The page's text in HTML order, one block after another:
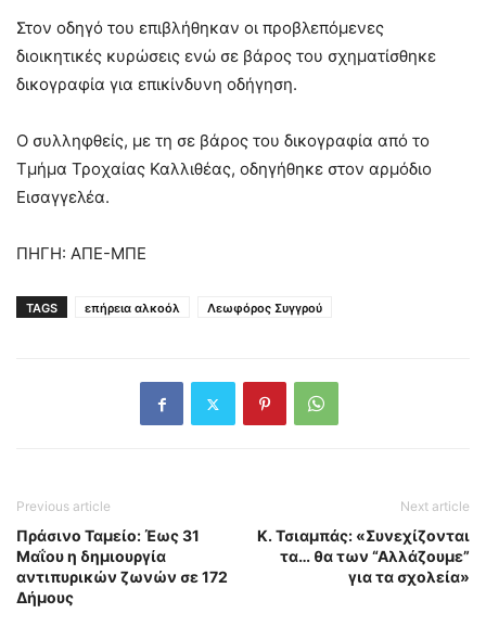
Στον οδηγό του επιβλήθηκαν οι προβλεπόμενες
διοικητικές κυρώσεις ενώ σε βάρος του σχηματίσθηκε
δικογραφία για επικίνδυνη οδήγηση.
Ο συλληφθείς, με τη σε βάρος του δικογραφία από το
Τμήμα Τροχαίας Καλλιθέας, οδηγήθηκε στον αρμόδιο
Εισαγγελέα.
ΠΗΓΗ: ΑΠΕ-ΜΠΕ
TAGS επήρεια αλκοόλ Λεωφόρος Συγγρού
Previous article
Πράσινο Ταμείο: Έως 31
Μαΐου η δημιουργία
αντιπυρικών ζωνών σε 172
Δήμους
Next article
Κ. Τσιαμπάς: «Συνεχίζονται
τα… θα των “Αλλάζουμε”
για τα σχολεία»